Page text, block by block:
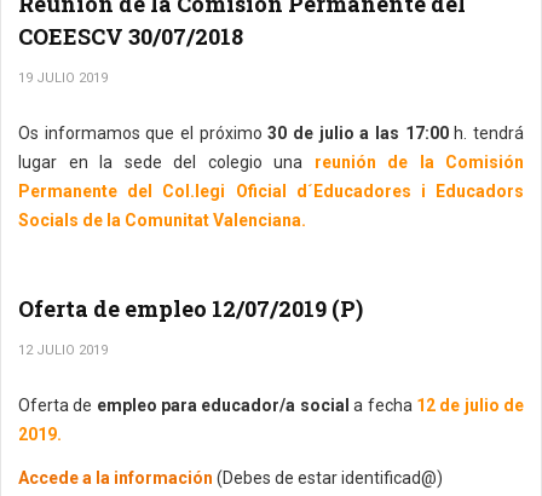
COEESCV 30/07/2018
19 JULIO 2019
Os informamos que el próximo 30 de julio a las 17:00 h. tendrá
lugar en la sede del colegio una reunión de la Comisión
Permanente del Col.legi Oficial d´Educadores i Educadors
Socials de la Comunitat Valenciana.
Oferta de empleo 12/07/2019 (P)
12 JULIO 2019
Oferta de empleo para educador/a social a fecha 12 de julio de
2019.
Accede a la información (Debes de estar identificad@)